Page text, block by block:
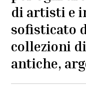
di artisti e
sofisticato
collezioni
antiche,